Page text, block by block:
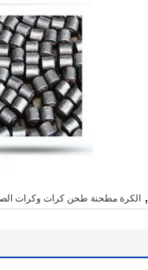
الكرة مطحنة طحن كرات وكرات